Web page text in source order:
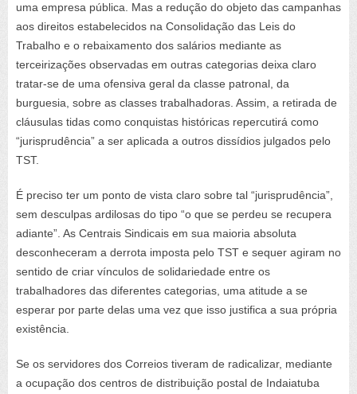
uma empresa pública. Mas a redução do objeto das campanhas
aos direitos estabelecidos na Consolidação das Leis do
Trabalho e o rebaixamento dos salários mediante as
terceirizações observadas em outras categorias deixa claro
tratar-se de uma ofensiva geral da classe patronal, da
burguesia, sobre as classes trabalhadoras. Assim, a retirada de
cláusulas tidas como conquistas históricas repercutirá como
“jurisprudência” a ser aplicada a outros dissídios julgados pelo
TST.
É preciso ter um ponto de vista claro sobre tal “jurisprudência”,
sem desculpas ardilosas do tipo “o que se perdeu se recupera
adiante”. As Centrais Sindicais em sua maioria absoluta
desconheceram a derrota imposta pelo TST e sequer agiram no
sentido de criar vínculos de solidariedade entre os
trabalhadores das diferentes categorias, uma atitude a se
esperar por parte delas uma vez que isso justifica a sua própria
existência.
Se os servidores dos Correios tiveram de radicalizar, mediante
a ocupação dos centros de distribuição postal de Indaiatuba